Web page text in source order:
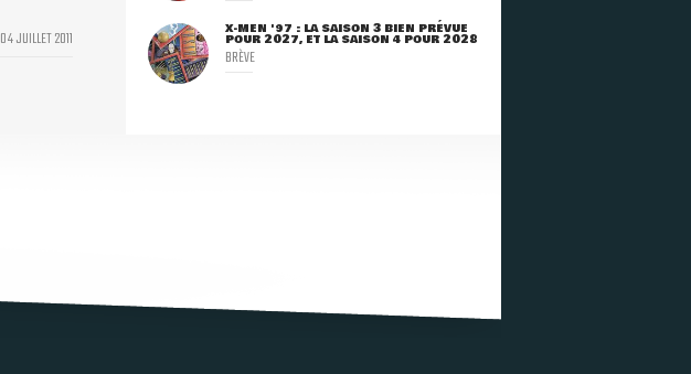
04 JUILLET 2011 X-MEN '97 : LA SAISON 3 BIEN PRÉVUE
POUR 2027, ET LA SAISON 4 POUR 2028
BRÈVE